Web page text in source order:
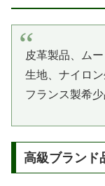
皮革製品、ム
生地、ナイロ
フランス製希
高級ブランド